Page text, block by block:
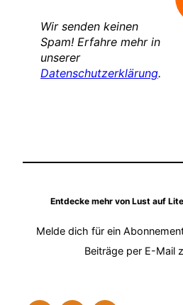
Wir senden keinen
Spam! Erfahre mehr in
unserer
Datenschutzerklärung.
Entdecke mehr von Lust auf
Melde dich für ein
Beiträge per E-Mail